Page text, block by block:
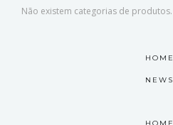
Não existem categorias de produtos.
HOME
NEWS